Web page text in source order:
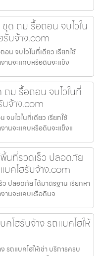
ด ถม รื้อถอน จบไวใน
รับจ้าง.com
น จบไวในที่เดียว เรียกใช้
านจะแคบหรือดินจะแข็ง
ม รื้อถอน จบไวในที่
บจ้าง.com
บไวในที่เดียว เรียกใช้
านจะแคบหรือดินจะแข็งแ
นที่รวดเร็ว ปลอดภัย
บคโฮรับจ้าง.com
ปลอดภัย ได้มาตรฐาน เรียกหา
านจะแคบหรือดินจ
โฮรับจ้าง รถแบคโฮให้
รถแบคโฮให้เช่า บริการครบ